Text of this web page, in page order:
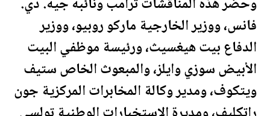
فانس، ووزير الخارجية ماركو روبيو، ووزير
الدفاع بيت هيغسيث، ورئيسة موظفي البيت
الأبيض سوزي وايلز، والمبعوث الخاص ستيف
ويتكوف، ومدير وكالة المخابرات المركزية جون